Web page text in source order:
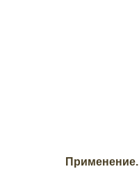
Применение.